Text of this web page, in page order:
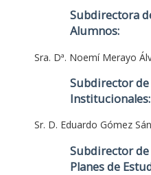
Subdirectora
Alumnos:
Sra. Dª. Noemí Merayo
Subdirector de
Institucionales:
Sr. D. Eduardo Gómez
Subdirector
Planes de